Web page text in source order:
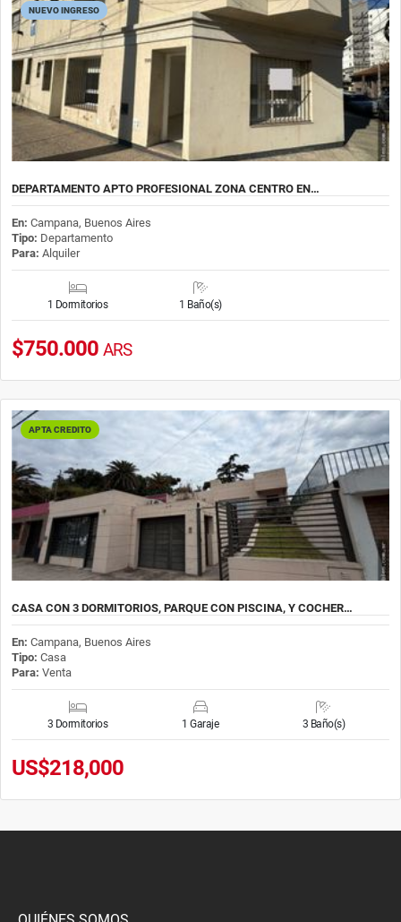
NUEVO INGRESO
DEPARTAMENTO APTO PROFESIONAL ZONA CENTRO EN…
En: Campana, Buenos Aires
Tipo: Departamento
Para: Alquiler
1 Dormitorios 1 Baño(s)
$750.000 ARS
APTA CREDITO
CASA CON 3 DORMITORIOS, PARQUE CON PISCINA, Y COCHER…
En: Campana, Buenos Aires
Tipo: Casa
Para: Venta
3 Dormitorios 1 Garaje 3 Baño(s)
US$218,000